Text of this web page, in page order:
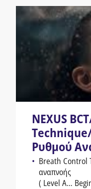
NEXUS
Ρυθμού
Breath Control
αναπνοής
( Level A…